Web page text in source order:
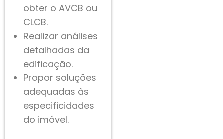
obter o AVCB ou
CLCB.
Realizar análises
detalhadas da
edificação.
Propor soluções
adequadas às
especificidades
do imóvel.